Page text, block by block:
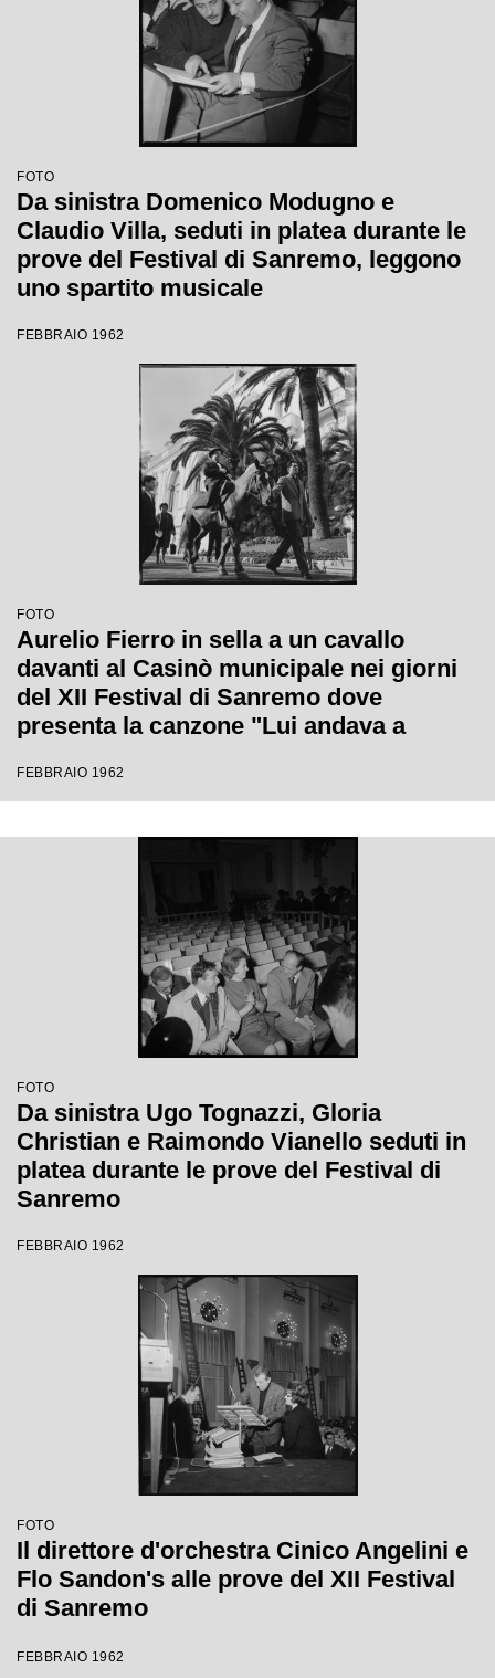
FOTO
Da sinistra Domenico Modugno e
Claudio Villa, seduti in platea durante le
prove del Festival di Sanremo, leggono
uno spartito musicale
FEBBRAIO 1962
FOTO
Aurelio Fierro in sella a un cavallo
davanti al Casinò municipale nei giorni
del XII Festival di Sanremo dove
presenta la canzone "Lui andava a
FEBBRAIO 1962
FOTO
Da sinistra Ugo Tognazzi, Gloria
Christian e Raimondo Vianello seduti in
platea durante le prove del Festival di
Sanremo
FEBBRAIO 1962
FOTO
Il direttore d'orchestra Cinico Angelini e
Flo Sandon's alle prove del XII Festival
di Sanremo
FEBBRAIO 1962